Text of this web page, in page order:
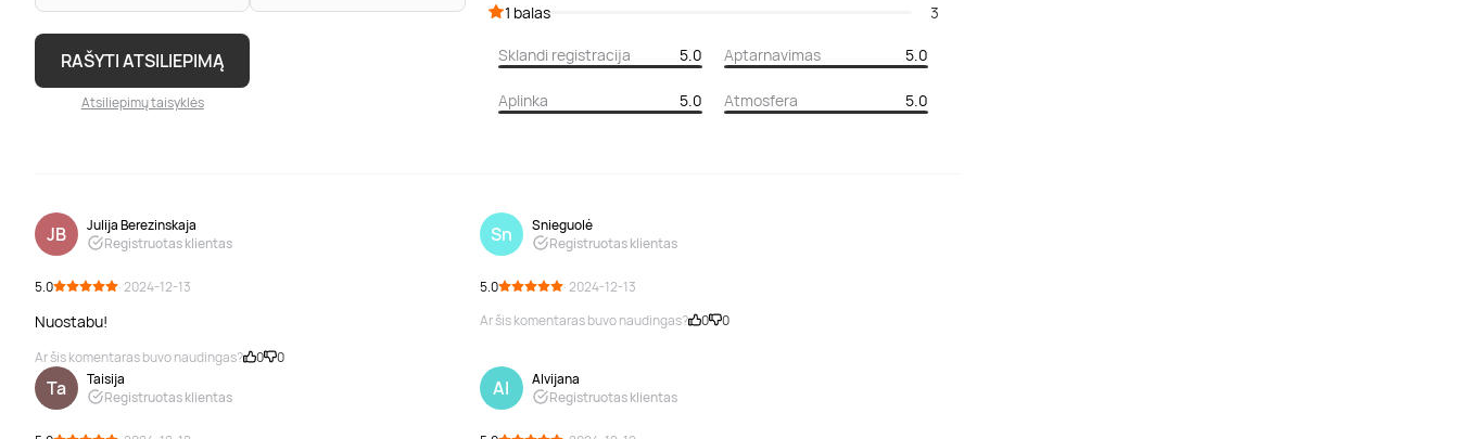
RAŠYTI ATSILIEPIMĄ
Atsiliepimų taisyklės
1 balas
3
Sklandi registracija 5.0 Aptarnavimas 5.0
Aplinka 5.0 Atmosfera 5.0
JB
Julija Berezinskaja
Registruotas klientas
5.0 · 2024-12-13
Nuostabu!
Ar šis komentaras buvo naudingas? 0 0
Sn
Snieguolė
Registruotas klientas
5.0
· 2024-12-13
Ar šis komentaras buvo naudingas?
0 0
Ta
Taisija
Registruotas klientas
Al
Alvijana
Registruotas klientas